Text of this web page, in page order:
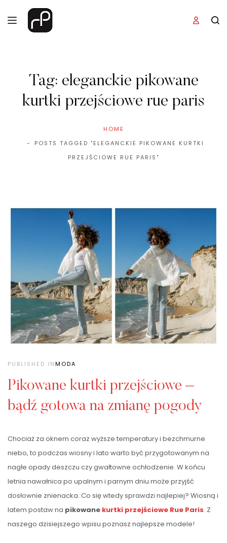
Tag: eleganckie pikowane
kurtki przejściowe rue paris
HOME
POSTS TAGGED "ELEGANCKIE PIKOWANE KURTKI
PRZEJŚCIOWE RUE PARIS"
PUBLISHED INMODA
Pikowane kurtki przejściowe –
bądź gotowa na zmianę pogody
Chociaż za oknem coraz wyższe temperatury i bezchmurne
niebo, to podczas wiosny i lato warto być przygotowanym na
nagłe opady deszczu czy gwałtowne ochłodzenie. W końcu
letnia nawałnica po upalnym i parnym dniu może przyjść
dosłownie znienacka. Co się wtedy sprawdzi najlepiej? Wiosną i
latem postaw na pikowane kurtki przejściowe Rue Paris. Z
naszego dzisiejszego wpisu poznasz najlepsze modele!